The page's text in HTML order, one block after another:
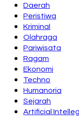
Daerah
Peristiwa
Kriminal
Olahraga
Pariwisata
Ragam
Ekonomi
Techno
Humanoria
Sejarah
Artificial